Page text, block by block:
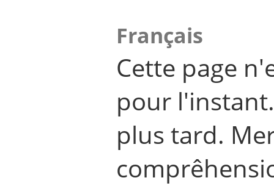
Français
Cette page
pour
plus tard.